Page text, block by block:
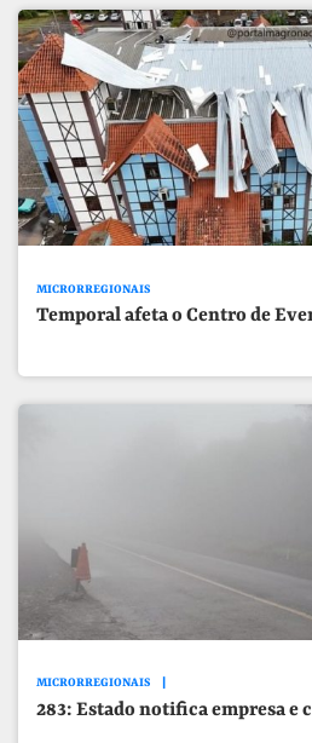
MICRORREGIONAIS
Temporal afeta o Centro de
MICRORREGIONAIS
283: Estado notifica empresa e